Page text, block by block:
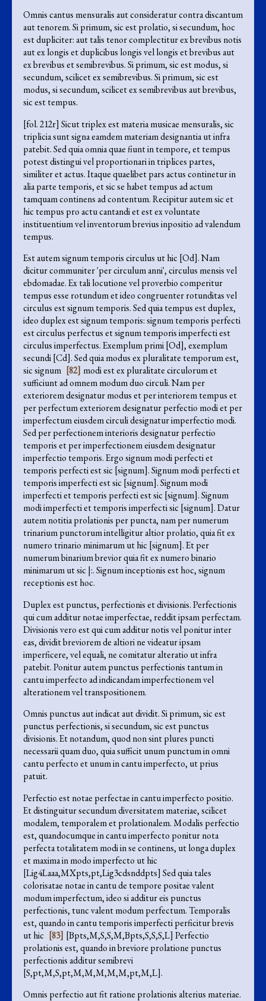
Omnis cantus mensuralis aut consideratur contra discantum
aut tenorem. Si primum, sic est prolatio, si secundum, hoc
est dupliciter: aut talis tenor complectitur ex brevibus notis
aut ex longis et duplicibus longis vel longis et brevibus aut
ex brevibus et semibrevibus. Si primum, sic est modus, si
secundum, scilicet ex semibrevibus. Si primum, sic est
modus, si secundum, scilicet ex semibrevibus aut brevibus,
sic est tempus.
[fol. 212r] Sicut triplex est materia musicae mensuralis, sic
triplicia sunt signa eamdem materiam designantia ut infra
patebit. Sed quia omnia quae fiunt in tempore, et tempus
potest distingui vel proportionari in triplices partes,
similiter et actus. Itaque quaelibet pars actus continetur in
alia parte temporis, et sic se habet tempus ad actum
tamquam continens ad contentum. Recipitur autem sic et
hic tempus pro actu cantandi et est ex voluntate
instituentium vel inventorum brevius inpositio ad valendum
tempus.
Est autem signum temporis circulus ut hic [Od]. Nam
dicitur communiter 'per circulum anni', circulus mensis vel
ebdomadae. Ex tali locutione vel proverbio comperitur
tempus esse rotundum et ideo congruenter rotunditas vel
circulus est signum temporis. Sed quia tempus est duplex,
ideo duplex est signum temporis: signum temporis perfecti
est circulus perfectus et signum temporis imperfecti est
circulus imperfectus. Exemplum primi [Od], exemplum
secundi [Cd]. Sed quia modus ex pluralitate temporum est,
sic signum [82] modi est ex pluralitate circulorum et
sufficiunt ad omnem modum duo circuli. Nam per
exteriorem designatur modus et per interiorem tempus et
per perfectum exteriorem designatur perfectio modi et per
imperfectum eiusdem circuli designatur imperfectio modi.
Sed per perfectionem interioris designatur perfectio
temporis et per imperfectionem eiusdem designatur
imperfectio temporis. Ergo signum modi perfecti et
temporis perfecti est sic [signum]. Signum modi perfecti et
temporis imperfecti est sic [signum]. Signum modi
imperfecti et temporis perfecti est sic [signum]. Signum
modi imperfecti et temporis imperfecti sic [signum]. Datur
autem notitia prolationis per puncta, nam per numerum
trinarium punctorum intelligitur altior prolatio, quia fit ex
numero trinario minimarum ut hic [signum]. Et per
numerum binarium brevior quia fit ex numero binario
minimarum ut sic |:. Signum inceptionis est hoc, signum
receptionis est hoc.
Duplex est punctus, perfectionis et divisionis. Perfectionis
qui cum additur notae imperfectae, reddit ipsam perfectam.
Divisionis vero est qui cum additur notis vel ponitur inter
eas, dividit breviorem de altiori ne videatur ipsam
imperficere, vel equali, ne comitatur alteratio ut infra
patebit. Ponitur autem punctus perfectionis tantum in
cantu imperfecto ad indicandam imperfectionem vel
alterationem vel transpositionem.
Omnis punctus aut indicat aut dividit. Si primum, sic est
punctus perfectionis, si secundum, sic est punctus
divisionis. Et notandum, quod non sint plures puncti
necessarii quam duo, quia sufficit unum punctum in omni
cantu perfecto et unum in cantu imperfecto, ut prius
patuit.
Perfectio est notae perfectae in cantu imperfecto positio.
Et distinguitur secundum diversitatem materiae, scilicet
modalem, temporalem et prolationalem. Modalis perfectio
est, quandocumque in cantu imperfecto ponitur nota
perfecta totalitatem modi in se continens, ut longa duplex
et maxima in modo imperfecto ut hic
[Lig4Laaa,MXpts,pt,Lig3cdsnddpts] Sed quia tales
colorisatae notae in cantu de tempore positae valent
modum imperfectum, ideo si additur eis punctus
perfectionis, tunc valent modum perfectum. Temporalis
est, quando in cantu temporis imperfecti perficitur brevis
ut hic [83] [Bpts,M,S,S,M,Bpts,S,S,S,L] Perfectio
prolationis est, quando in breviore prolatione punctus
perfectionis additur semibrevi
[S,pt,M,S,pt,M,M,M,M,M,pt,M,L].
Omnis perfectio aut fit ratione prolationis alterius materiae.